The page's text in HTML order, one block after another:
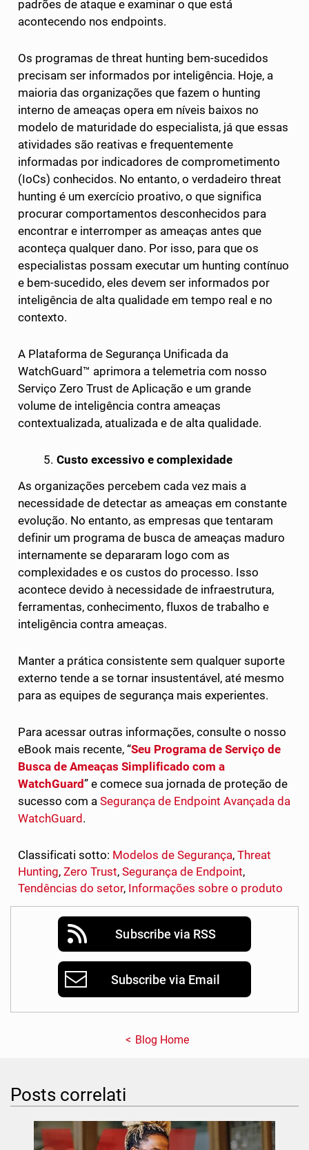
padrões de ataque e examinar o que está
acontecendo nos endpoints.
Os programas de threat hunting bem-sucedidos
precisam ser informados por inteligência. Hoje, a
maioria das organizações que fazem o hunting
interno de ameaças opera em níveis baixos no
modelo de maturidade do especialista, já que essas
atividades são reativas e frequentemente
informadas por indicadores de comprometimento
(IoCs) conhecidos. No entanto, o verdadeiro threat
hunting é um exercício proativo, o que significa
procurar comportamentos desconhecidos para
encontrar e interromper as ameaças antes que
aconteça qualquer dano. Por isso, para que os
especialistas possam executar um hunting contínuo
e bem-sucedido, eles devem ser informados por
inteligência de alta qualidade em tempo real e no
contexto.
A Plataforma de Segurança Unificada da
WatchGuard™ aprimora a telemetria com nosso
Serviço Zero Trust de Aplicação e um grande
volume de inteligência contra ameaças
contextualizada, atualizada e de alta qualidade.
Custo excessivo e complexidade
As organizações percebem cada vez mais a
necessidade de detectar as ameaças em constante
evolução. No entanto, as empresas que tentaram
definir um programa de busca de ameaças maduro
internamente se depararam logo com as
complexidades e os custos do processo. Isso
acontece devido à necessidade de infraestrutura,
ferramentas, conhecimento, fluxos de trabalho e
inteligência contra ameaças.
Manter a prática consistente sem qualquer suporte
externo tende a se tornar insustentável, até mesmo
para as equipes de segurança mais experientes.
Para acessar outras informações, consulte o nosso
eBook mais recente, “Seu Programa de Serviço de
Busca de Ameaças Simplificado com a
WatchGuard” e comece sua jornada de proteção de
sucesso com a Segurança de Endpoint Avançada da
WatchGuard.
Classificati sotto: Modelos de Segurança,Threat
Hunting, Zero Trust, Segurança de Endpoint,
Tendências do setor, Informações sobre o produto
Subscribe via RSS
Subscribe via Email
Blog Home
Posts correlati